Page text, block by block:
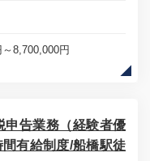
8,700,000円
申告業務（経験者優
有給制度/船橋駅徒